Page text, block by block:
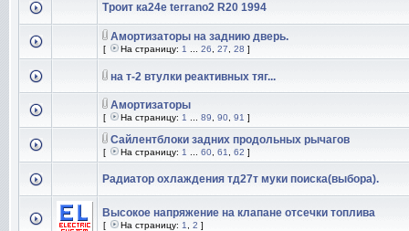
Троит ка24е terrano2 R20 1994
Амортизаторы на заднию дверь.
[ На страницу: 1 26 27 28 ]
на т-2 втулки реактивных тяг...
Амортизаторы
[ На страницу: 1 89 90 91 ]
Сайлентблоки задних продольных рычагов
[ На страницу: 1 60 61 62 ]
Радиатор охлаждения тд27т муки поиска(выбора).
Высокое напряжение на клапане отсечки топлива
[ На страницу: 1 2 ]